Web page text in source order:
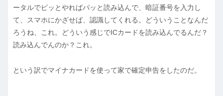
ータルでピッとやればパッと読み込んで、暗証番号を入力し
て、スマホにかざせば、認識してくれる。どういうことなんだ
ろうね、これ。どういう感じでICカードを読み込んでるんだ？
読み込んでんのか？これ。
という訳でマイナカードを使って家で確定申告をしたのだ。